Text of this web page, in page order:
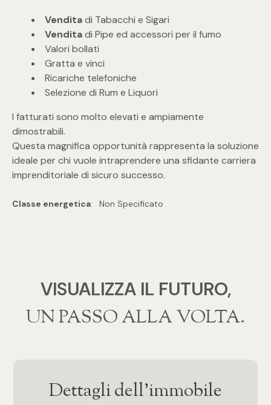
Venditadi Tabacchi e Sigari
Venditadi Pipe ed accessori per il fumo
Valori bollati
Gratta e vinci
Ricariche telefoniche
Selezione di Rum e Liquori
I fatturati sono molto elevati e ampiamente
dimostrabili.
Questa magnifica opportunità rappresenta la soluzione
ideale per chi vuole intraprendere una sfidante carriera
imprenditoriale di sicuro successo.
Classe energetica: Non Specificato
VISUALIZZA IL FUTURO,
‍‍UN PASSO ALLA VOLTA.
Dettagli dell'immobile
Totale
mq